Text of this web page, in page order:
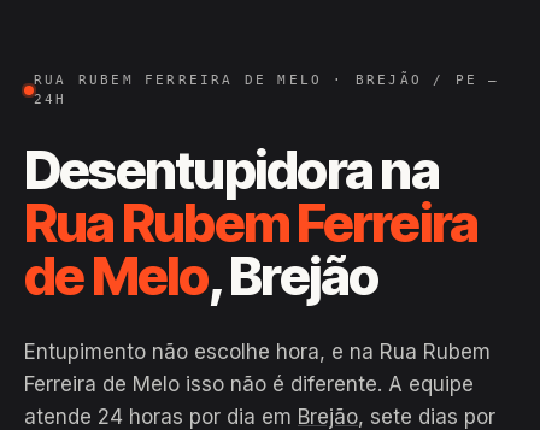
RUA RUBEM FERREIRA DE MELO · BREJÃO / PE —
24H
Desentupidora na
Rua Rubem Ferreira
de Melo, Brejão
Entupimento não escolhe hora, e na Rua Rubem
Ferreira de Melo isso não é diferente. A equipe
atende 24 horas por dia em Brejão, sete dias por